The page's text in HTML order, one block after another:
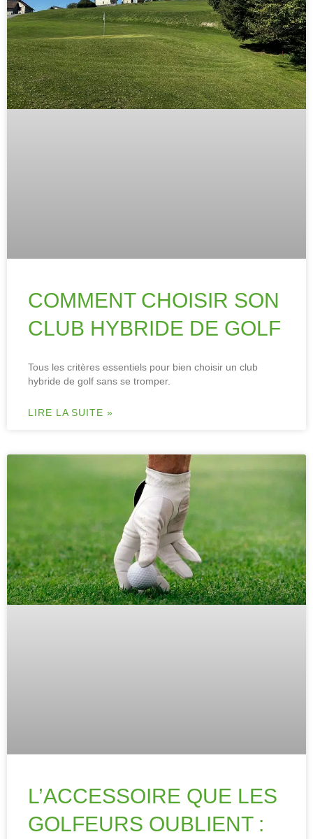
COMMENT CHOISIR SON
CLUB HYBRIDE DE GOLF
Tous les critères essentiels pour bien choisir un club
hybride de golf sans se tromper.
LIRE LA SUITE »
L’ACCESSOIRE QUE LES
GOLFEURS OUBLIENT :